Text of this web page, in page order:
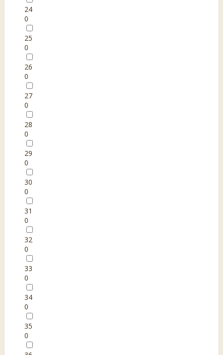
24
0
25
0
26
0
27
0
28
0
29
0
30
0
31
0
32
0
33
0
34
0
35
0